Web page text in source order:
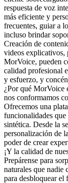
respuesta de voz
más eficiente y
frecuentes, guiar a
incluso brindar
Creación de
videos explicativos,
MorVoice, pueden
calidad profesional
y esfuerzo, y
¿Por qué MorVoice
nos conformamos
Ofrecemos una
funcionalidades
sintética. Desde la
personalización de
poder de crear
¡Y la calidad de
Prepárense para
naturales que nadie
para desbloquear